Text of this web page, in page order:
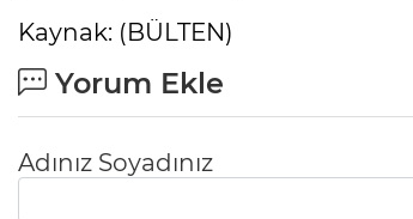
Kaynak: (BÜLTEN)
Yorum Ekle
Adınız Soyadınız